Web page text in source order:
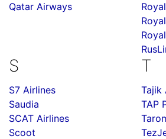
Qatar Airways
S
S7 Airlines
Saudia
SCAT Airlines
Scoot
T
Tajik
TAP